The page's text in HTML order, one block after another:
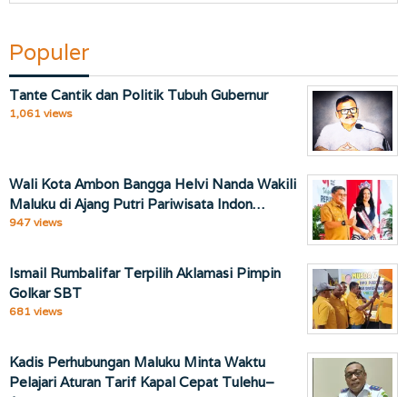
Populer
Tante Cantik dan Politik Tubuh Gubernur
1,061 views
Wali Kota Ambon Bangga Helvi Nanda Wakili
Maluku di Ajang Putri Pariwisata Indon…
947 views
Ismail Rumbalifar Terpilih Aklamasi Pimpin
Golkar SBT
681 views
Kadis Perhubungan Maluku Minta Waktu
Pelajari Aturan Tarif Kapal Cepat Tulehu–